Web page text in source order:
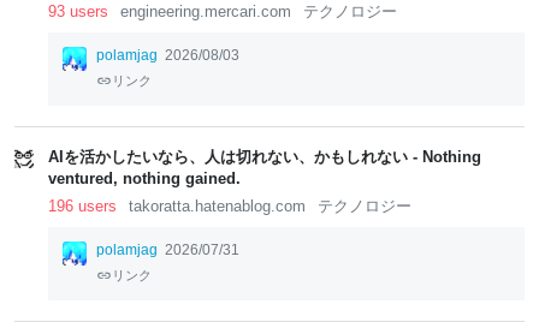
93 users
engineering.mercari.com テクノロジー
polamjag 2026/08/03
リンク
AIを活かしたいなら、人は切れない、かもしれない - Nothing
ventured, nothing gained.
196 users
takoratta.hatenablog.com テクノロジー
polamjag 2026/07/31
リンク